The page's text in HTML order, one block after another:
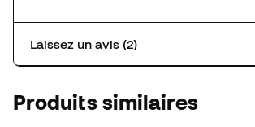
Laissez un avis (2)
Produits similaires